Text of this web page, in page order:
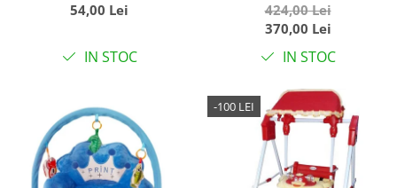
Campionatul Mondial
54,00 Lei
IN STOC
Negru
424,00 Lei
370,00 Lei
IN STOC
-100 LEI